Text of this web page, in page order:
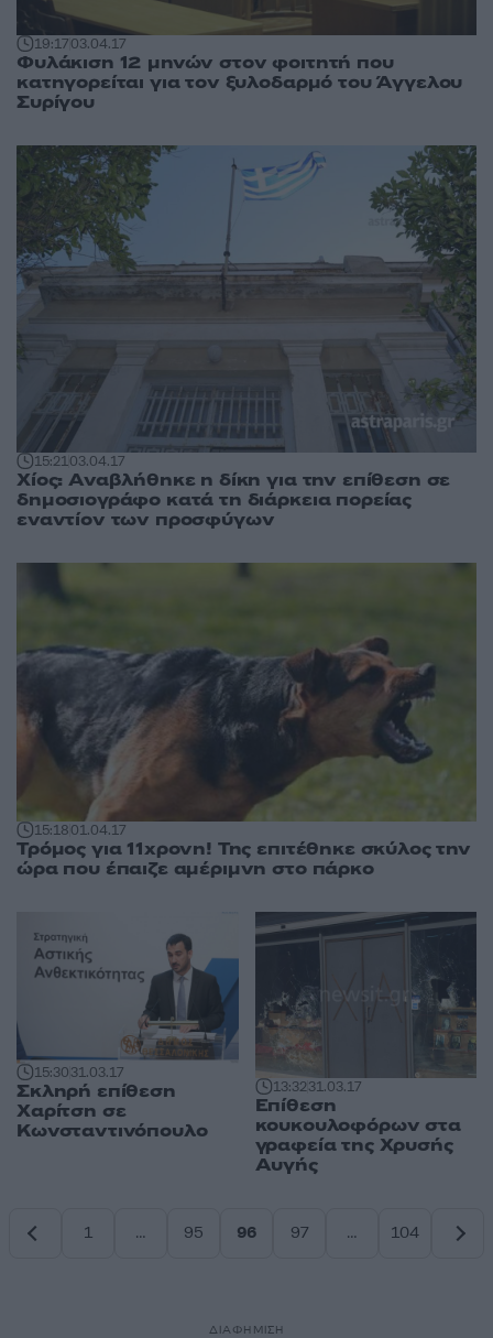
19:1703.04.17
Φυλάκιση 12 μηνών στον φοιτητή που
κατηγορείται για τον ξυλοδαρμό του Άγγελου
Συρίγου
15:2103.04.17
Χίος: Αναβλήθηκε η δίκη για την επίθεση σε
δημοσιογράφο κατά τη διάρκεια πορείας
εναντίον των προσφύγων
15:1801.04.17
Τρόμος για 11χρονη! Της επιτέθηκε σκύλος την
ώρα που έπαιζε αμέριμνη στο πάρκο
15:3031.03.17
Σκληρή επίθεση
Χαρίτση σε
Κωνσταντινόπουλο
13:3231.03.17
Επίθεση
κουκουλοφόρων στα
γραφεία της Χρυσής
Αυγής
1
…
95
96
97
…
104
ΔΙΑΦΗΜΙΣΗ